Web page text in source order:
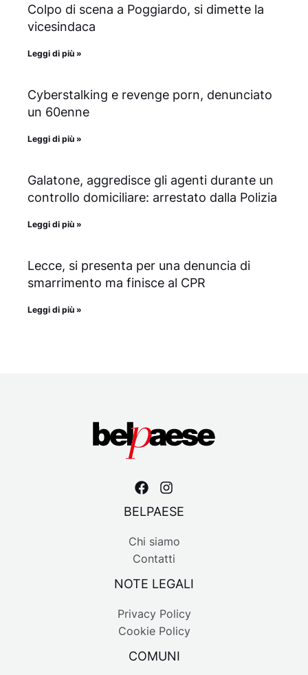
Colpo di scena a Poggiardo, si dimette la
vicesindaca
Leggi di più »
Cyberstalking e revenge porn, denunciato
un 60enne
Leggi di più »
Galatone, aggredisce gli agenti durante un
controllo domiciliare: arrestato dalla Polizia
Leggi di più »
Lecce, si presenta per una denuncia di
smarrimento ma finisce al CPR
Leggi di più »
BELPAESE
Chi siamo
Contatti
NOTE LEGALI
Privacy Policy
Cookie Policy
COMUNI